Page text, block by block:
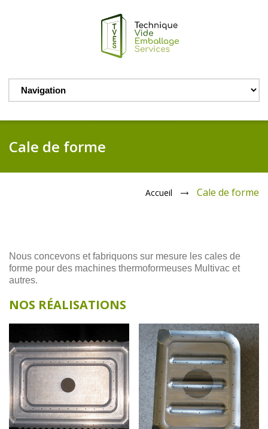
Cale de forme
Accueil Cale de forme
Nous concevons et fabriquons sur mesure les cales de
forme pour des machines thermoformeuses Multivac et
autres.
NOS RÉALISATIONS